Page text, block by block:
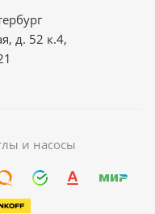
д. 52 к.4,
и насосы